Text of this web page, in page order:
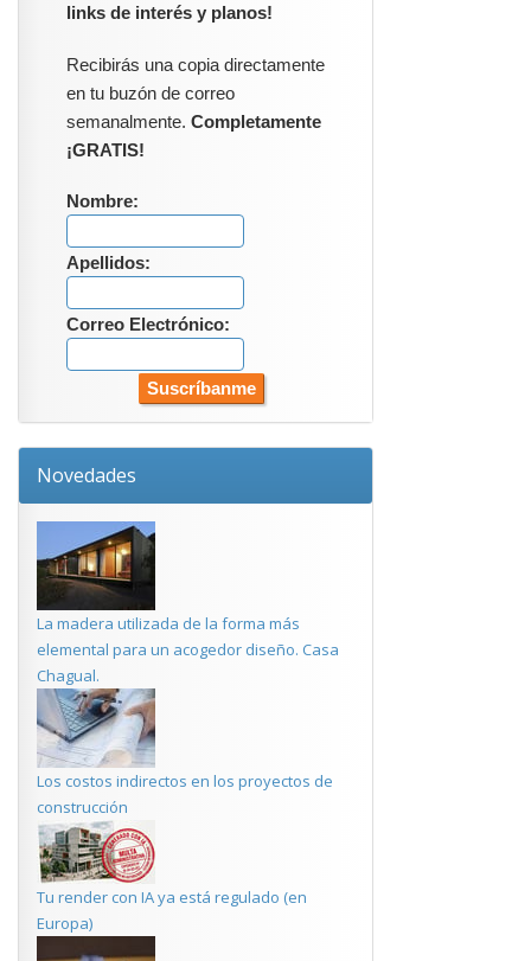
links de interés y planos!
Recibirás una copia directamente
en tu buzón de correo
semanalmente. Completamente
¡GRATIS!
Nombre:
Apellidos:
Correo Electrónico:
Novedades
La madera utilizada de la forma más
elemental para un acogedor diseño. Casa
Chagual.
Los costos indirectos en los proyectos de
construcción
Tu render con IA ya está regulado (en
Europa)